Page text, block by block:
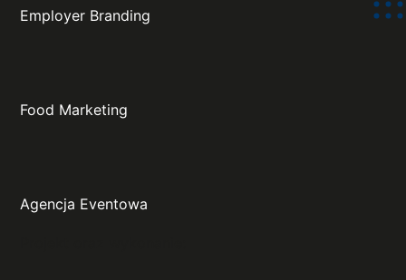
Employer Branding
Food Marketing
Agencja Eventowa